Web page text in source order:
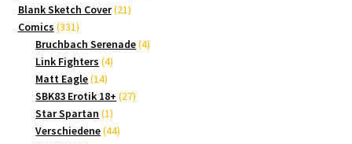
Blank Sketch Cover 2121
Comics 331331
Produkte
Bruchbach Serenade 44
Link Fighters 44
Matt Eagle 1414
Produkte
SBK83 Erotik 18+ 2727
Star Spartan 11
Produkt
Verschiedene 4444